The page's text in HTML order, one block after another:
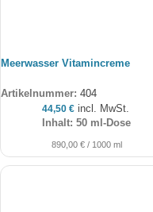
Meerwasser Vitamincreme
Artikelnummer: 404
44,50 € incl. MwSt.
Inhalt: 50 ml-Dose
890,00 € / 1000 ml